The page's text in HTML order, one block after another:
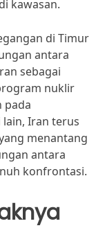
kawasan.
di Timur
antara
sebagai
nuklir
pada
lain, Iran terus
menantang
antara
konfrontasi.